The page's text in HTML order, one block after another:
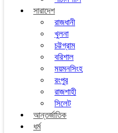
সারাদেশ
রাজধানী
খুলনা
চট্টগ্রাম
বরিশাল
ময়মনসিংহ
রংপুর
রাজশাহী
সিলেট
আন্তর্জাতিক
ধর্ম